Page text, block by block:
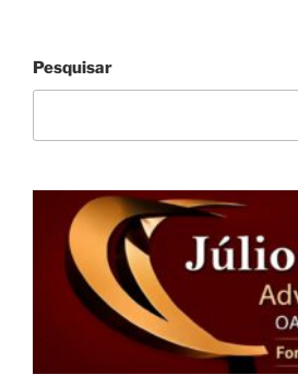
Pesquisar